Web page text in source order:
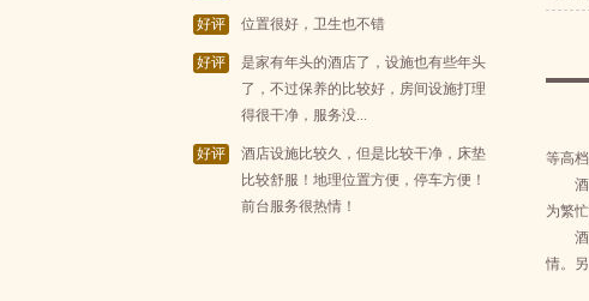
好评 位置很好，卫生也不错
好评
是家有年头的酒店了，设施也有些年头
了，不过保养的比较好，房间设施打理
得很干净，服务没...
好评
酒店设施比较久，但是比较干净，床垫
比较舒服！地理位置方便，停车方便！
前台服务很热情！
等高
酒店
为繁
酒店
情。